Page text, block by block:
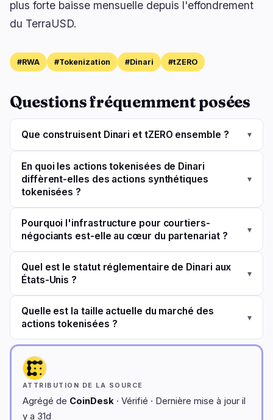
plus forte baisse mensuelle depuis l'effondrement
du TerraUSD.
#RWA #Tokenization #Dinari #tZERO
Questions fréquemment posées
Que construisent Dinari et tZERO ensemble ? ▾
En quoi les actions tokenisées de Dinari
diffèrent-elles des actions synthétiques
tokenisées ?
▾
Pourquoi l'infrastructure pour courtiers-
négociants est-elle au cœur du partenariat ?
▾
Quel est le statut réglementaire de Dinari aux
États-Unis ?
▾
Quelle est la taille actuelle du marché des
actions tokenisées ?
▾
ATTRIBUTION DE LA SOURCE
Agrégé de CoinDesk · Vérifié · Dernière mise à jour il
y a 31d